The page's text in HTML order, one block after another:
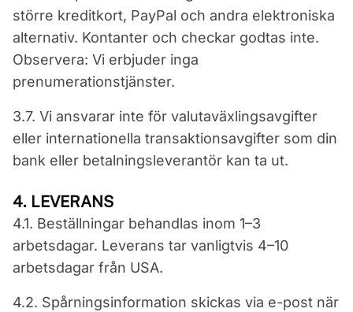
större kreditkort, PayPal och andra elektroniska
alternativ. Kontanter och checkar godtas inte.
Observera: Vi erbjuder inga
prenumerationstjänster.
3.7. Vi ansvarar inte för valutaväxlingsavgifter
eller internationella transaktionsavgifter som din
bank eller betalningsleverantör kan ta ut.
4. LEVERANS
4.1. Beställningar behandlas inom 1–3
arbetsdagar. Leverans tar vanligtvis 4–10
arbetsdagar från USA.
4.2. Spårningsinformation skickas via e-post när